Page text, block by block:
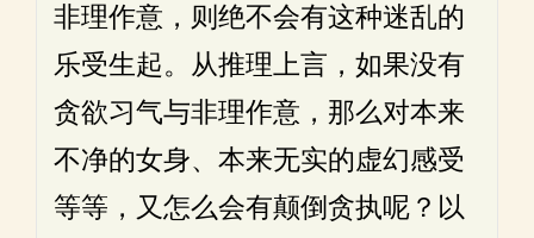
非理作意，则绝不会有这种迷乱的
乐受生起。从推理上言，如果没有
贪欲习气与非理作意，那么对本来
不净的女身、本来无实的虚幻感受
等等，又怎么会有颠倒贪执呢？以